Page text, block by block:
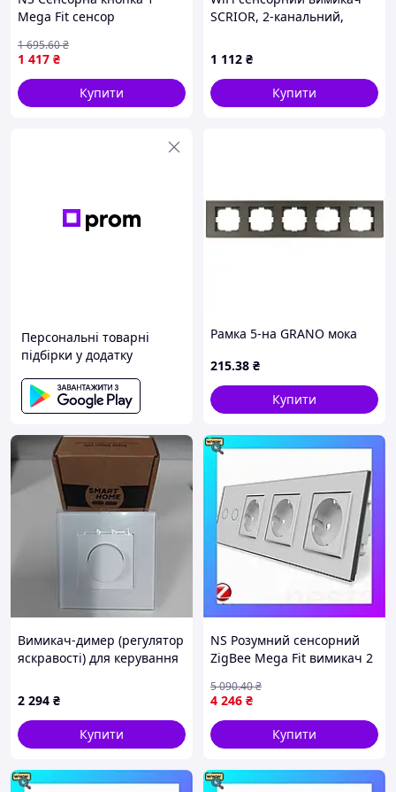
Mega Fit сенсор
Майстер кнопка Livolo
сірий скло (VL-C701H-15)
Nes22/Q
1 417 ₴
1 695.60₴
Купити
SCRIOR, 2-канальний,
1 112 ₴
Купити
Персональні товарні
підбірки у додатку
Рамка 5-на GRANO мока
215.38 ₴
Купити
Вимикач-димер (регулятор
яскравості) для керування
2 294 ₴
Купити
NS Розумний сенсорний
ZigBee Mega Fit вимикач 2
сірий скло (VL-
C702Z/C7C3EU-1 Nes22/Q
4 246 ₴
5 090.40₴
Купити